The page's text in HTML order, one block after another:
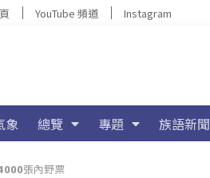
YouTube 頻道 Instagram
象 總覽 專題 族語新聞
張內野票